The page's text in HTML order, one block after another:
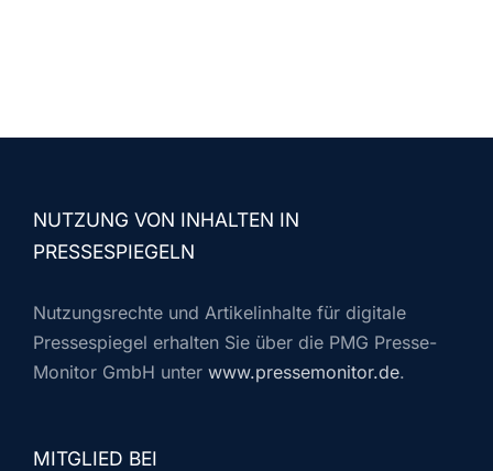
NUTZUNG VON INHALTEN IN
PRESSESPIEGELN
Nutzungsrechte und Artikelinhalte für digitale
Pressespiegel erhalten Sie über die PMG Presse-
Monitor GmbH unter www.pressemonitor.de.
MITGLIED BEI